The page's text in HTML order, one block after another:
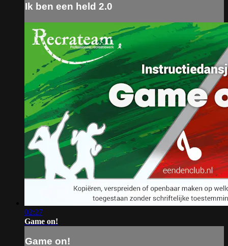
Ik ben een held 2.0
02:27
Game on!
Game on!